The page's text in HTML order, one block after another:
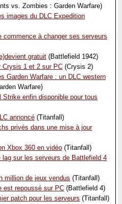
vs. Zombies : Garden Warfare)
images du DLC Expedition
commence à changer ses serveurs
gratuit (Battlefield 1942)
Crysis 1 et 2 sur PC (Crysis 2)
Garden Warfare : un DLC western
Warfare)
Strike enfin disponible pour tous
annoncé (Titanfall)
privés dans une mise à jour
Xbox 360 en vidéo (Titanfall)
lag sur les serveurs de Battlefield 4
million de jeux vendus (Titanfall)
est repoussé sur PC (Battlefield 4)
patch pour les serveurs (Titanfall)